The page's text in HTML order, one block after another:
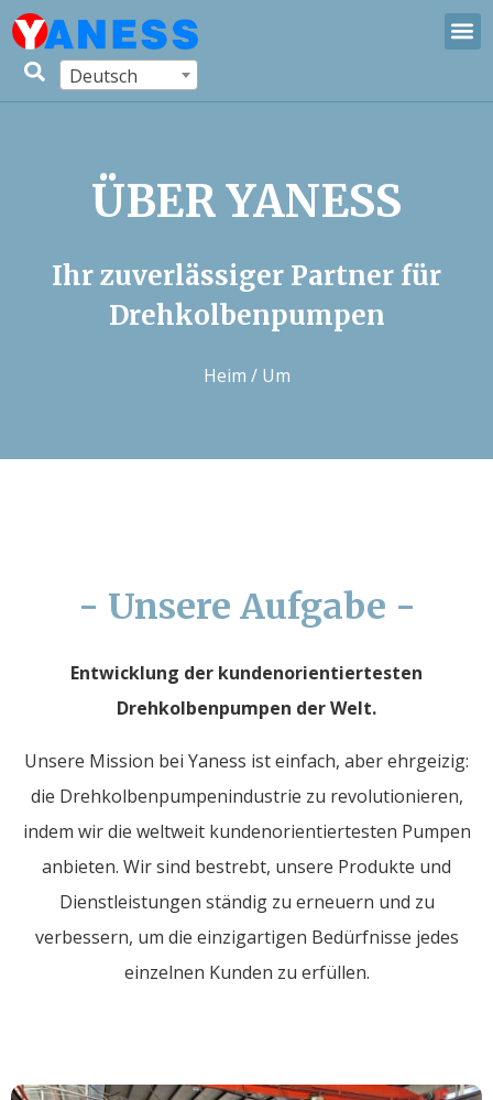
Deutsch
ÜBER YANESS
Ihr zuverlässiger Partner für
Drehkolbenpumpen
Heim / Um
- Unsere Aufgabe -
Entwicklung der kundenorientiertesten
Drehkolbenpumpen der Welt.
Unsere Mission bei Yaness ist einfach, aber ehrgeizig:
die Drehkolbenpumpenindustrie zu revolutionieren,
indem wir die weltweit kundenorientiertesten Pumpen
anbieten. Wir sind bestrebt, unsere Produkte und
Dienstleistungen ständig zu erneuern und zu
verbessern, um die einzigartigen Bedürfnisse jedes
einzelnen Kunden zu erfüllen.